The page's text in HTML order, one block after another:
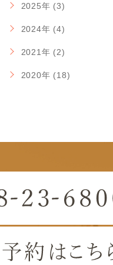
2025年 (3)
2024年 (4)
2021年 (2)
2020年 (18)